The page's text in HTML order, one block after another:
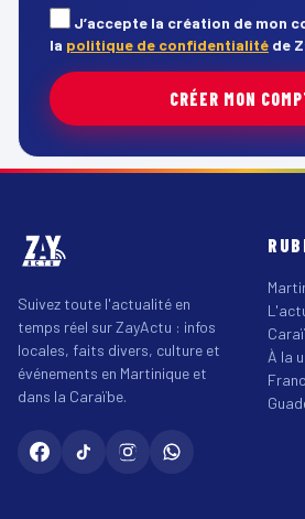
J’accepte la création de mon
la politique de confidentialité de
CRÉER MON
Suivez toute l'actualité en
temps réel sur ZayActu : infos
locales, faits divers, culture et
événements en Martinique et
dans la Caraïbe.
À la